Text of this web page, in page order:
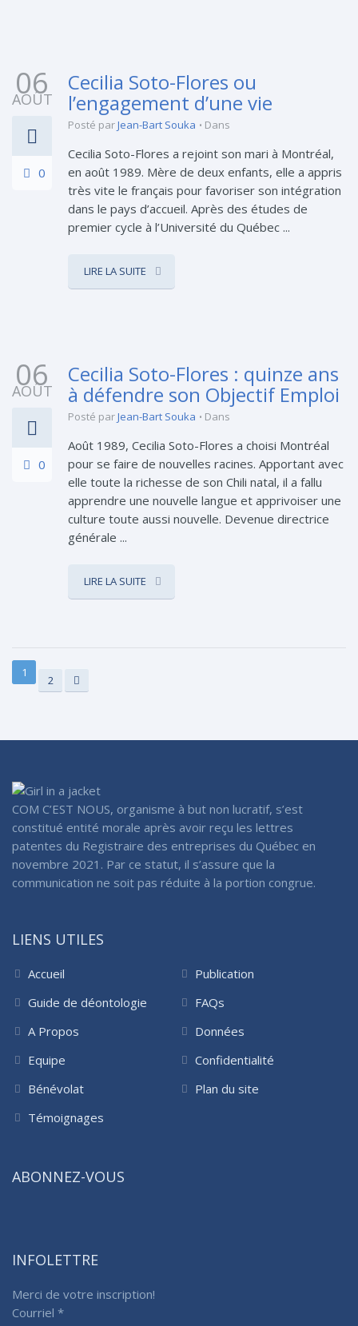
06
AOÛT
0
Cecilia Soto-Flores ou
l’engagement d’une vie
Posté parJean-Bart Souka Dans
Cecilia Soto-Flores a rejoint son mari à Montréal,
en août 1989. Mère de deux enfants, elle a appris
très vite le français pour favoriser son intégration
dans le pays d’accueil. Après des études de
premier cycle à l’Université du Québec ...
LIRE LA SUITE
06
AOÛT
0
Cecilia Soto-Flores : quinze ans
à défendre son Objectif Emploi
Posté parJean-Bart Souka Dans
Août 1989, Cecilia Soto-Flores a choisi Montréal
pour se faire de nouvelles racines. Apportant avec
elle toute la richesse de son Chili natal, il a fallu
apprendre une nouvelle langue et apprivoiser une
culture toute aussi nouvelle. Devenue directrice
générale ...
LIRE LA SUITE
1
2
COM C’EST NOUS, organisme à but non lucratif, s’est
constitué entité morale après avoir reçu les lettres
patentes du Registraire des entreprises du Québec en
novembre 2021. Par ce statut, il s’assure que la
communication ne soit pas réduite à la portion congrue.
LIENS UTILES
Accueil
Guide de déontologie
A Propos
Equipe
Bénévolat
Témoignages
Publication
FAQs
Données
Confidentialité
Plan du site
ABONNEZ-VOUS
INFOLETTRE
Merci de votre inscription!
Courriel *